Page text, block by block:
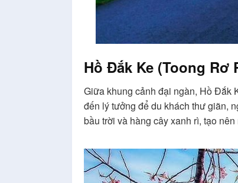
Hồ Đắk Ke (Toong Rơ
Giữa khung cảnh đại ngàn, Hồ Đắk
đến lý tưởng để du khách thư giãn,
bầu trời và hàng cây xanh rì, tạo